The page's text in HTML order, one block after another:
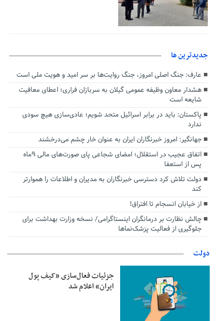
جديدترين ها
عارف: جنگ اصلی امروز، جنگ روایت‌ها بر سر امید و هویت ملی است
هشدار معاون وظیفه عمومی گیلان به سربازان فراری؛ اعطای معافیت
شایعه است
پاکستان: باید در برابر اسرائیل متحد شویم؛ عادی‌سازی هیچ سودی
ندارد
جهانگیر: امروز خبرنگاران ایران به عنوان خار چشم می‌درخشند
اتفاق عجیب در استقلال؛ امضای شجاعی پای صورت‌های مالی ٩ماه
پس از استعفا
دولت تلاش کرد دسترسی خبرنگاران به مدیران و اطلاعات را هموارتر
کند
از خیابان انسجام تا افتراق!
چالش نظارت بر درمانگران اینستاگرامی/ نسخه وزارت بهداشت برای
جلوگیری از فعالیت پزشک‌نماها
دولت
جزئیات فعال‌سازی «کیف پول
ایران» اعلام شد